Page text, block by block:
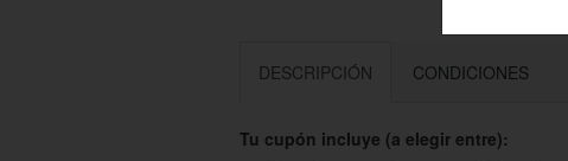
DESCRIPCIÓN CONDICIONES
Tu cupón incluye (a elegir entre):